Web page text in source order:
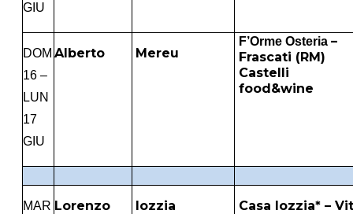
GIU
DOM
16 –
LUN
17
GIU
Alberto Mereu
F’Orme Osteria –
Frascati (RM)
Castelli
food&wine
MAR Lorenzo Iozzia
Casa Iozzia* –